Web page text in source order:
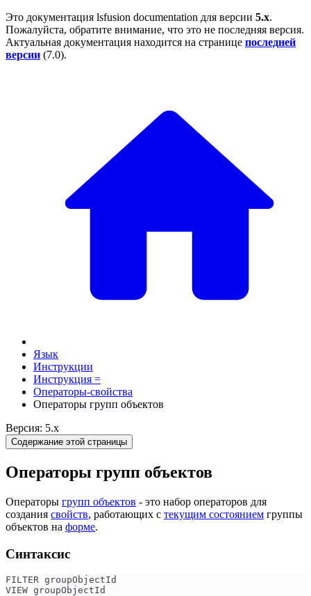
Это документация lsfusion documentation для версии 5.x.
Пожалуйста, обратите внимание, что это не последняя версия.
Актуальная документация находится на странице последней
версии (7.0).
Язык
Инструкции
Инструкция =
Операторы-свойства
Операторы групп объектов
Версия: 5.x
Содержание этой страницы
Операторы групп объектов
Операторы групп объектов - это набор операторов для
создания свойств, работающих с текущим состоянием группы
объектов на форме.
Синтаксис
FILTER groupObjectId
VIEW groupObjectId